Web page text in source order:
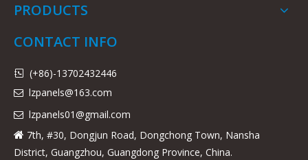
PRODUCTS
CONTACT INFO
 (+86)-13702432446
 lzpanels@163.com
 lzpanels01@gmail.com
 7th, #30, Dongjun Road, Dongchong Town, Nansha
District, Guangzhou, Guangdong Province, China.